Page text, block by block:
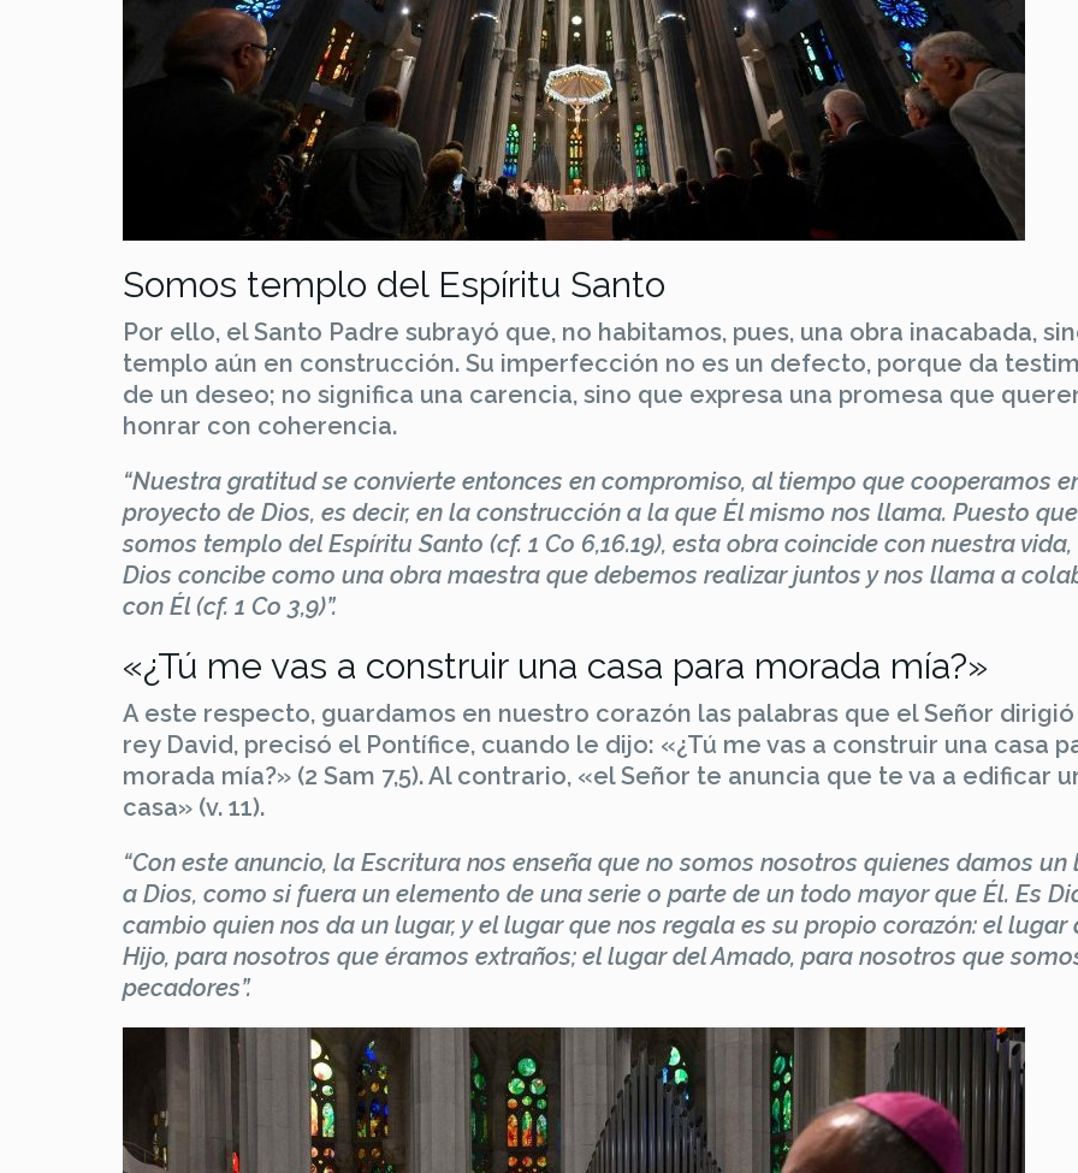
Somos templo del Espíritu Santo
Por ello, el Santo Padre subrayó que, no habitamos, pues, una obra inacabada,
templo aún en construcción. Su imperfección no es un defecto, porque da
de un deseo; no significa una carencia, sino que expresa una promesa que
honrar con coherencia.
“Nuestra gratitud se convierte entonces en compromiso, al tiempo que cooperamos
proyecto de Dios, es decir, en la construcción a la que Él mismo nos llama. Puesto que
somos templo del Espíritu Santo (cf. 1 Co 6,16.19), esta obra coincide con nuestra
Dios concibe como una obra maestra que debemos realizar juntos y nos llama a
con Él (cf. 1 Co 3,9)”.
«¿Tú me vas a construir una casa para morada mía?»
A este respecto, guardamos en nuestro corazón las palabras que el Señor
rey David, precisó el Pontífice, cuando le dijo: «¿Tú me vas a construir una casa
morada mía?» (2 Sam 7,5). Al contrario, «el Señor te anuncia que te va a edificar
casa» (v. 11).
“Con este anuncio, la Escritura nos enseña que no somos nosotros quienes damos un
a Dios, como si fuera un elemento de una serie o parte de un todo mayor que Él. Es
cambio quien nos da un lugar, y el lugar que nos regala es su propio corazón: el lugar
Hijo, para nosotros que éramos extraños; el lugar del Amado, para nosotros que
pecadores”.